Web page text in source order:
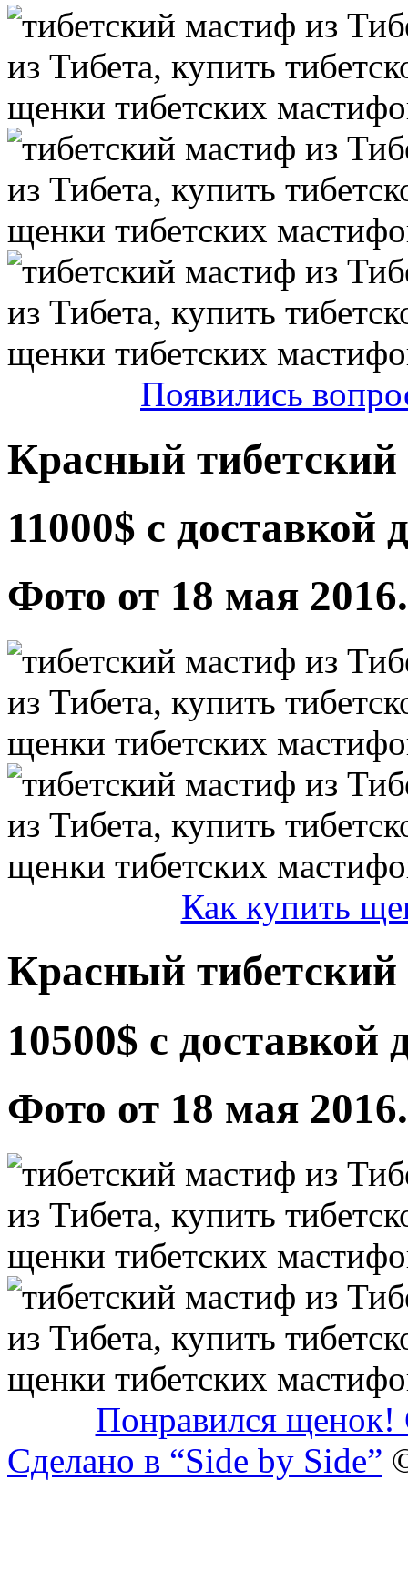
Появились
Красный
11000$ с
Фото от 18 мая
Как купить
Красный
10500$ с
Фото от 18 мая
Понравился щенок!
Сделано в “Side by Side”